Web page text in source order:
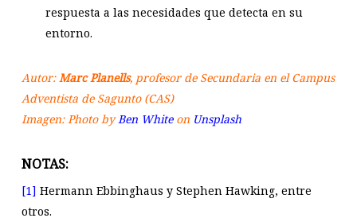
respuesta a las necesidades que detecta en su
entorno.
Autor:Marc Planells, profesor de Secundaria en el Campus
Adventista de Sagunto (CAS)
Imagen: Photo byBen Whiteon Unsplash
NOTAS:
[1] Hermann Ebbinghaus y Stephen Hawking, entre
otros.